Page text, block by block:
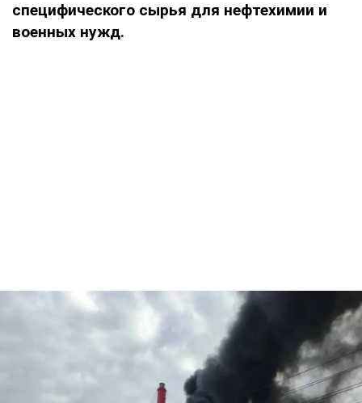
специфического сырья для нефтехимии и
военных нужд.